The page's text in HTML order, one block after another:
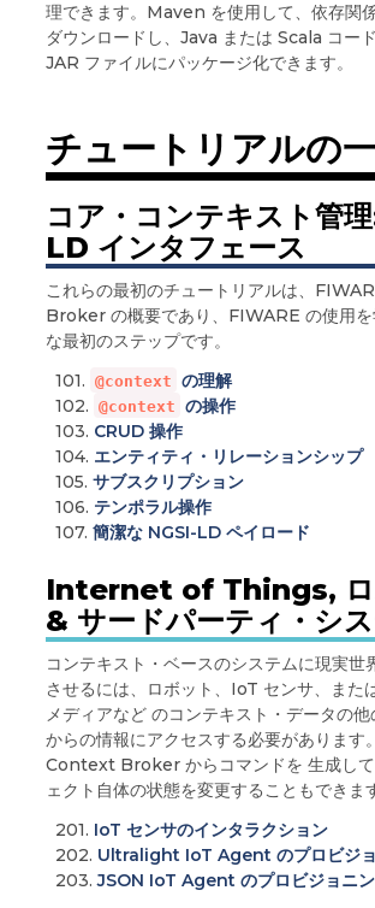
理できます。Maven を使用して、依存関
ダウンロードし、Java または Scala コー
JAR ファイルにパッケージ化できます。
チュートリアルの
コア・コンテキスト管
LD インタフェース
これらの最初のチュートリアルは、
Broker の概要であり、FIWARE の使用を
な最初のステップです。
101. @context の理解
102. @context の操作
103. CRUD 操作
104. エンティティ・リレーションシップ
105. サブスクリプション
106. テンポラル操作
107. 簡潔な NGSI-LD ペイロード
Internet of Things, ロ
& サードパーティ・シ
コンテキスト・ベースのシステムに現実世
させるには、ロボット、IoT センサ、また
メディアなど のコンテキスト・データの
からの情報にアクセスする必要があります
Context Broker からコマンドを 生成して
ェクト自体の状態を変更することもできま
201. IoT センサのインタラクション
202. Ultralight IoT Agent のプロビジ
203.JSON IoT Agent のプロビジョニ